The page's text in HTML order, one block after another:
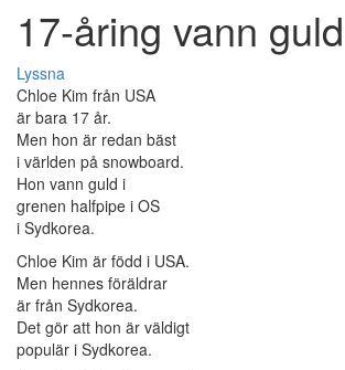
17-åring vann
Lyssna
Chloe Kim från USA
är bara 17 år.
Men hon är redan bäst
i världen på snowboard.
Hon vann guld i
grenen halfpipe i OS
i Sydkorea.
Chloe Kim är född i USA.
Men hennes föräldrar
är från Sydkorea.
Det gör att hon är väldigt
populär i Sydkorea.